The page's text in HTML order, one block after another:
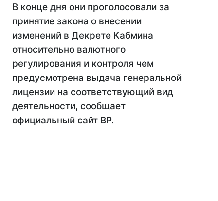
В конце дня они проголосовали за
принятие закона о внесении
изменений в Декрете Кабмина
относительно валютного
регулирования и контроля чем
предусмотрена выдача генеральной
лицензии на соответствующий вид
деятельности, сообщает
официальный сайт ВР.